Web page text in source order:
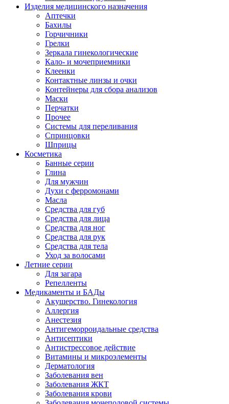
Изделия медицинского назначения
Аптечки
Бахилы
Горчичники
Грелки
Зеркала гинекологические
Кало- и мочеприемники
Клеенки
Контактные линзы и очки
Контейнеры для сбора анализов
Маски
Перчатки
Прочее
Системы для переливания
Спринцовки
Шприцы
Косметика
Банные серии
Глина
Для мужчин
Духи с ферромонами
Масла
Средства для губ
Средства для лица
Средства для ног
Средства для рук
Средства для тела
Уход за волосами
Летние серии
Для загара
Репелленты
Медикаменты и БАДы
Акушерство. Гинекология
Аллергия
Анестезия
Антигеморроидальные средства
Антисептики
Антистрессовое действие
Витамины и микроэлементы
Дерматология
Заболевания вен
Заболевания ЖКТ
Заболевания крови